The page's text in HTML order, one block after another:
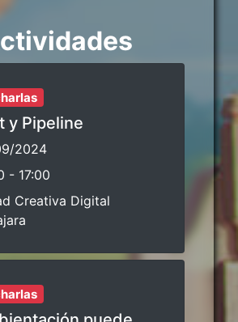
y Pipeline
2024
- 17:00
Creativa Digital